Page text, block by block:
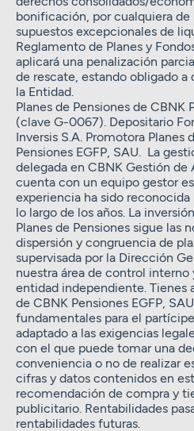
bonificación, por cualquiera
supuestos excepcionales de
Reglamento de Planes y
aplicará una penalización
de rescate, estando obligado
la Entidad.
Planes de Pensiones de CBNK
(clave G-0067). Depositario
Inversis S.A. Promotora Planes
Pensiones EGFP, SAU. La
delegada en CBNK Gestión de
cuenta con un equipo gestor
experiencia ha sido
lo largo de los años. La
Planes de Pensiones sigue las
dispersión y congruencia de
supervisada por la Dirección
nuestra área de control interno
entidad independiente. Tienes
de CBNK Pensiones EGFP,
fundamentales para el
adaptado a las exigencias
con el que puede tomar una
conveniencia o no de realizar
cifras y datos contenidos en
recomendación de compra y
publicitario. Rentabilidades
rentabilidades futuras.